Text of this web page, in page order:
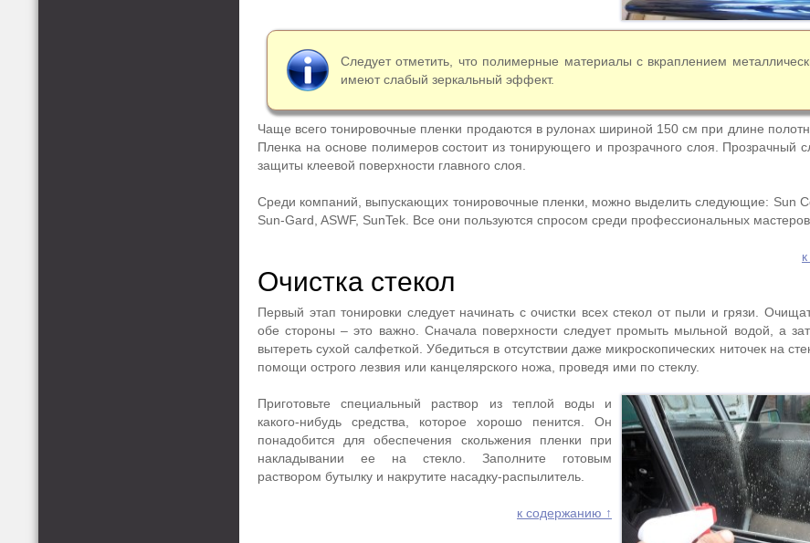
Следует отметить, что полимерные материалы с вкраплением
имеют слабый зеркальный эффект.
Чаще всего тонировочные пленки продаются в рулонах шириной 150 см при длине
Пленка на основе полимеров состоит из тонирующего и прозрачного слоя. Прозрачный
защиты клеевой поверхности главного слоя.
Среди компаний, выпускающих тонировочные пленки, можно выделить следующие: Sun
Sun-Gard, ASWF, SunTek. Все они пользуются спросом среди профессиональных мастеров.
Очистка стекол
Первый этап тонировки следует начинать с очистки всех стекол от пыли и грязи.
обе стороны – это важно. Сначала поверхности следует промыть мыльной водой, а
вытереть сухой салфеткой. Убедиться в отсутствии даже микроскопических ниточек на
помощи острого лезвия или канцелярского ножа, проведя ими по стеклу.
Приготовьте специальный раствор из теплой воды и
какого-нибудь средства, которое хорошо пенится. Он
понадобится для обеспечения скольжения пленки при
накладывании ее на стекло. Заполните готовым
раствором бутылку и накрутите насадку-распылитель.
к содержанию ↑